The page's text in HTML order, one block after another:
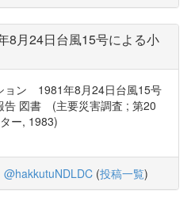
8月24日台風15号による小
ョン 1981年8月24日台風15号
告 図書 (主要災害調査 ; 第20
ー, 1983)
@hakkutuNDLDC (投稿一覧)